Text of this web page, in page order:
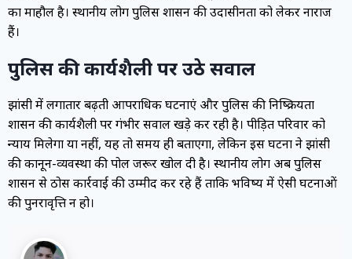
का माहौल है। स्थानीय लोग पुलिस प्रशासन की उदासीनता को लेकर नाराज
हैं।
पुलिस की कार्यशैली पर उठे सवाल
झांसी में लगातार बढ़ती आपराधिक घटनाएं और पुलिस की निष्क्रियता
प्रशासन की कार्यशैली पर गंभीर सवाल खड़े कर रही है। पीड़ित परिवार को
न्याय मिलेगा या नहीं, यह तो समय ही बताएगा, लेकिन इस घटना ने झांसी
की कानून-व्यवस्था की पोल जरूर खोल दी है। स्थानीय लोग अब पुलिस
प्रशासन से ठोस कार्रवाई की उम्मीद कर रहे हैं ताकि भविष्य में ऐसी घटनाओं
की पुनरावृत्ति न हो।